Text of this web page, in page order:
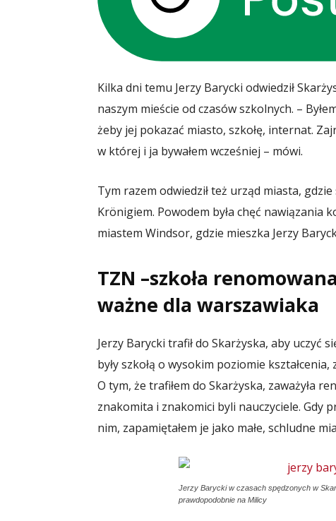
Kilka dni temu Jerzy Barycki odwiedził
naszym mieście od czasów szkolnych. –
żeby jej pokazać miasto, szkołę, internat.
w której i ja bywałem wcześniej – mówi.
Tym razem odwiedził też urząd miasta,
Krönigiem. Powodem była chęć nawiązania
miastem Windsor, gdzie mieszka Jerzy
TZN –szkoła
ważne dla warszawiaka
Jerzy Barycki trafił do Skarżyska, aby uczyć
były szkołą o wysokim poziomie
O tym, że trafiłem do Skarżyska, zaważyła
znakomita i znakomici byli nauczyciele. Gdy
nim, zapamiętałem je jako małe, schludne
Jerzy Barycki w czasach spędzonych w
prawdopodobnie na Milicy